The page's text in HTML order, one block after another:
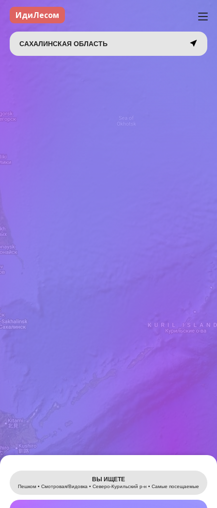
Leaflet
ИдиЛесом
САХАЛИНСКАЯ ОБЛАСТЬ
ВЫ ИЩЕТЕ
Пешком • Смотровая/Видовка • Северо-Курильский р-н • Самые посещаемые